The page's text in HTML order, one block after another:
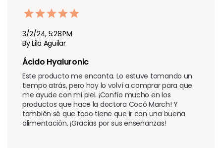
3/2/24, 5:28 PM
By Lila Aguilar
Ácido Hyaluronic
Este producto me encanta. Lo estuve tomando un
tiempo atrás, pero hoy lo volví a comprar para que
me ayude con mi piel. ¡Confío mucho en los
productos que hace la doctora Cocó March! Y
también sé que todo tiene que ir con una buena
alimentación. ¡Gracias por sus enseñanzas!